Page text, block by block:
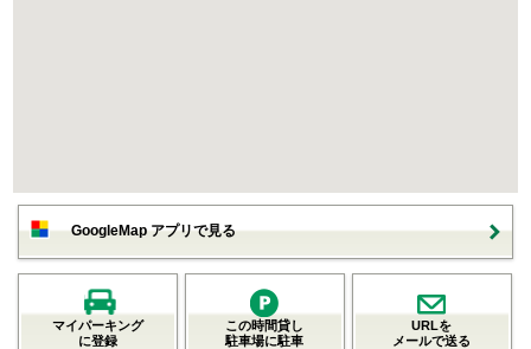
GoogleMap アプリで見る
マイパーキング
に登録
この時間貸し
駐車場に駐車
URLを
メールで送る